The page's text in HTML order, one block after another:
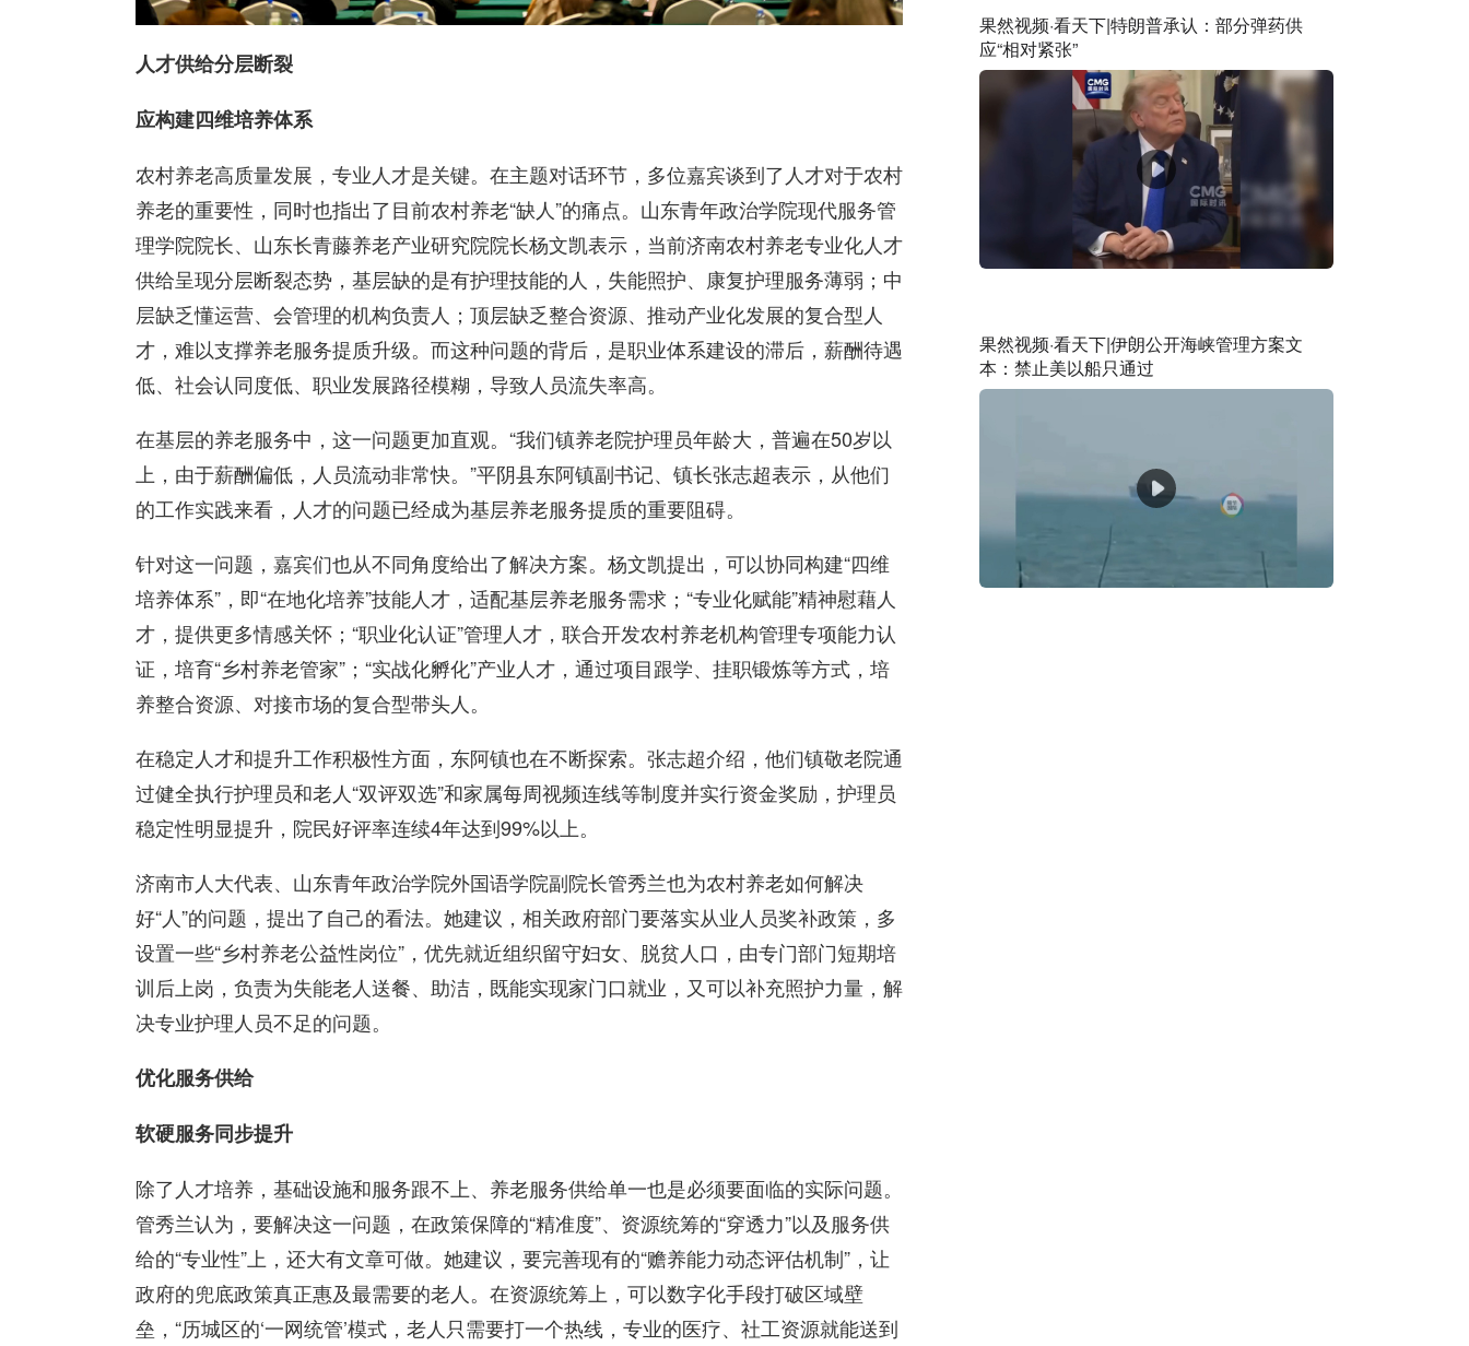
人才供给分层断裂
应构建四维培养体系
农村养老高质量发展，专业人才是关键。在主题对话环节，多位嘉宾谈到了人才对于农村
养老的重要性，同时也指出了目前农村养老“缺人”的痛点。山东青年政治学院现代服务管
理学院院长、山东长青藤养老产业研究院院长杨文凯表示，当前济南农村养老专业化人才
供给呈现分层断裂态势，基层缺的是有护理技能的人，失能照护、康复护理服务薄弱；中
层缺乏懂运营、会管理的机构负责人；顶层缺乏整合资源、推动产业化发展的复合型人
才，难以支撑养老服务提质升级。而这种问题的背后，是职业体系建设的滞后，薪酬待遇
低、社会认同度低、职业发展路径模糊，导致人员流失率高。
在基层的养老服务中，这一问题更加直观。“我们镇养老院护理员年龄大，普遍在50岁以
上，由于薪酬偏低，人员流动非常快。”平阴县东阿镇副书记、镇长张志超表示，从他们
的工作实践来看，人才的问题已经成为基层养老服务提质的重要阻碍。
针对这一问题，嘉宾们也从不同角度给出了解决方案。杨文凯提出，可以协同构建“四维
培养体系”，即“在地化培养”技能人才，适配基层养老服务需求；“专业化赋能”精神慰藉人
才，提供更多情感关怀；“职业化认证”管理人才，联合开发农村养老机构管理专项能力认
证，培育“乡村养老管家”；“实战化孵化”产业人才，通过项目跟学、挂职锻炼等方式，培
养整合资源、对接市场的复合型带头人。
在稳定人才和提升工作积极性方面，东阿镇也在不断探索。张志超介绍，他们镇敬老院通
过健全执行护理员和老人“双评双选”和家属每周视频连线等制度并实行资金奖励，护理员
稳定性明显提升，院民好评率连续4年达到99%以上。
济南市人大代表、山东青年政治学院外国语学院副院长管秀兰也为农村养老如何解决
好“人”的问题，提出了自己的看法。她建议，相关政府部门要落实从业人员奖补政策，多
设置一些“乡村养老公益性岗位”，优先就近组织留守妇女、脱贫人口，由专门部门短期培
训后上岗，负责为失能老人送餐、助洁，既能实现家门口就业，又可以补充照护力量，解
决专业护理人员不足的问题。
优化服务供给
软硬服务同步提升
除了人才培养，基础设施和服务跟不上、养老服务供给单一也是必须要面临的实际问题。
管秀兰认为，要解决这一问题，在政策保障的“精准度”、资源统筹的“穿透力”以及服务供
给的“专业性”上，还大有文章可做。她建议，要完善现有的“赡养能力动态评估机制”，让
政府的兜底政策真正惠及最需要的老人。在资源统筹上，可以数字化手段打破区域壁
垒，“历城区的‘一网统管’模式，老人只需要打一个热线，专业的医疗、社工资源就能送到
果然视频·看天下|特朗普承认：部分弹药供
应“相对紧张”
果然视频·看天下|伊朗公开海峡管理方案文
本：禁止美以船只通过